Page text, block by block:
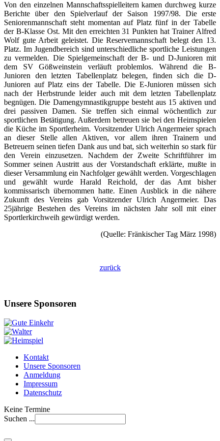
Von den einzelnen Mannschaftsspielleitern kamen durchweg kurze
Berichte über den Spielverlauf der Saison 1997/98. Die erste
Seniorenmannschaft steht momentan auf Platz fünf in der Tabelle
der B-Klasse Ost. Mit den erreichten 31 Punkten hat Trainer Alfred
Wolf gute Arbeit geleistet. Die Reservemannschaft belegt den 13.
Platz. Im Jugendbereich sind unterschiedliche sportliche Leistungen
zu vermelden. Die Spielgemeinschaft der B- und D-Junioren mit
dem SV Gößweinstein verläuft problemlos. Während die B-
Junioren den letzten Tabellenplatz belegen, finden sich die D-
Junioren auf Platz eins der Tabelle. Die E-Junioren müssen sich
nach der Herbstrunde leider auch mit dem letzten Tabellenplatz
begnügen. Die Damengymnastikgruppe besteht aus 15 aktiven und
drei passiven Damen. Sie treffen sich einmal wöchentlich zur
sportlichen Betätigung. Außerdem betreuen sie bei den Heimspielen
die Küche im Sportlerheim. Vorsitzender Ulrich Angermeier sprach
an dieser Stelle allen Aktiven, vor allem ihren Trainern und
Betreuern seinen tiefen Dank aus und bat, sich weiterhin so stark für
den Verein einzusetzen. Nachdem der Zweite Schriftführer im
Sommer seinen Austritt aus der Vorstandschaft erklärte, mußte in
dieser Versammlung ein Nachfolger gewählt werden. Vorgeschlagen
und gewählt wurde Harald Reichold, der das Amt bisher
kommissarisch übernommen hatte. Einen Ausblick in die nähere
Zukunft des Vereins gab Vorsitzender Ulrich Angermeier. Das
25jährige Bestehen des Vereins im nächsten Jahr soll mit einer
Sportlerkirchweih gewürdigt werden.
(Quelle: Fränkischer Tag März 1998)
zurück
Unsere Sponsoren
Kontakt
Unsere Sponsoren
Anmeldung
Impressum
Datenschutz
Keine Termine
Suchen ...